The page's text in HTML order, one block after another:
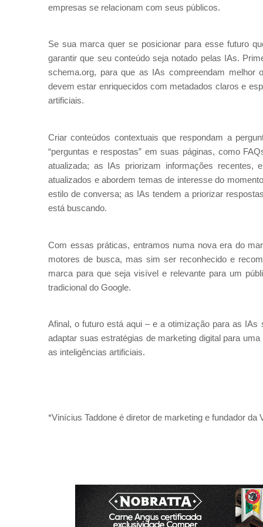
empresas se relacionam com seus públicos.
Se sua marca quer se posicionar para esse futuro
garantir que seu conteúdo seja notado pelas IAs.
schema.org, para que as IAs compreendam melhor
devem estar enriquecidos com metadados claros e
artificiais.
Criar conteúdos contextuais que respondam a
“perguntas e respostas” em suas páginas, como
atualizada; as IAs priorizam informações recentes,
atualizados e abordem temas de interesse do
estilo de conversa; as IAs tendem a priorizar
está buscando.
Com essas práticas, entramos numa nova era do
motores de busca, mas sim ser reconhecido e
marca para que seja visível e relevante para um
tradicional do Google.
Afinal, o futuro está aqui – e a otimização para as
adaptar suas estratégias de marketing digital para
as inteligências artificiais.
*Vinícius Taddone é diretor de marketing e fundador da